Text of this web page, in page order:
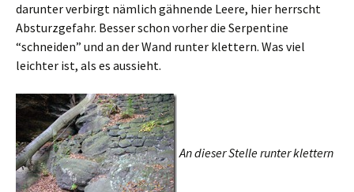
darunter verbirgt nämlich gähnende Leere, hier herrscht
Absturzgefahr. Besser schon vorher die Serpentine
“schneiden” und an der Wand runter klettern. Was viel
leichter ist, als es aussieht.
An dieser Stelle runter klettern